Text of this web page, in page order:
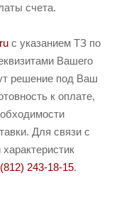
счета.
с указанием ТЗ по
Вашего
решение под Ваш
к оплате,
Для связи с
243-18-15.